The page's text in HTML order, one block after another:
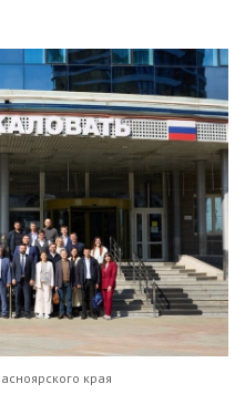
края